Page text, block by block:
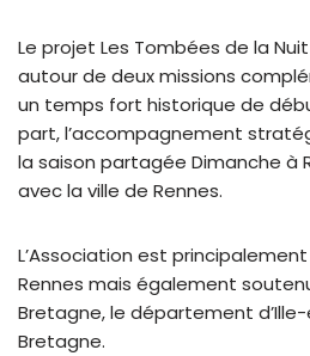
Le projet Les Tombées de la Nuit
autour de deux missions
un temps fort historique de
part, l’accompagnement
la saison partagée Dimanche à
avec la ville de Rennes.
L’Association est
Rennes mais également
Bretagne, le département
Bretagne.